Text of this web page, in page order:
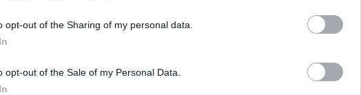
opt-out of the Sharing of my personal data.
opt-out of the Sale of my Personal Data.
ΣΧΕΤΙΚΆ ΠΡΟΪΌΝΤΑ